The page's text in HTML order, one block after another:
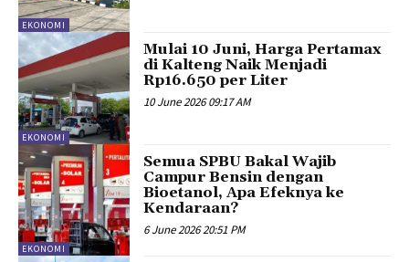
EKONOMI
EKONOMI
Mulai 10 Juni, Harga Pertamax
di Kalteng Naik Menjadi
Rp16.650 per Liter
10 June 2026 09:17 AM
EKONOMI
Semua SPBU Bakal Wajib
Campur Bensin dengan
Bioetanol, Apa Efeknya ke
Kendaraan?
6 June 2026 20:51 PM